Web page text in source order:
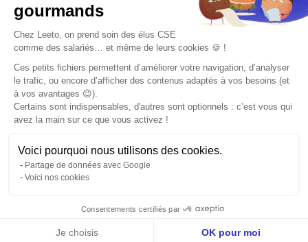
Entreprise
Témoignages clients
Tarifs
Aide
Contact
Communauté CSE
Ressources CSE
Blog
Livres blancs
Guide CSE
Rejoignez-nous
gourmands
Chez Leeto, on prend soin des élus CSE
comme des salariés… et même de leurs cookies 🍪 !
Ces petits fichiers permettent d’améliorer votre navigation, d’analyser
le trafic, ou encore d’afficher des contenus adaptés à vos besoins (et
à vos avantages 😉).
Certains sont indispensables, d'autres sont optionnels : c’est vous qui
avez la main sur ce que vous activez !
Voici pourquoi nous utilisons des cookies.
Partage de données avec Google
Voici nos cookies
Consentements certifiés par
Je choisis OK pour moi